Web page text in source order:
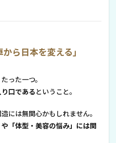
ら日本を変える」
った一つ。
口であるということ。
には無関心かもしれません。
や「体型・美容の悩み」には関